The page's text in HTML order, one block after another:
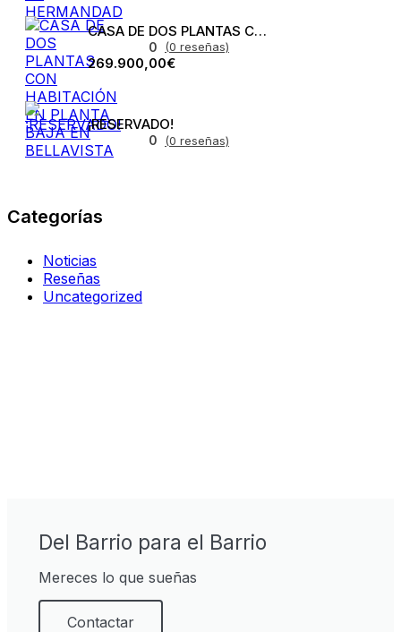
CASA DE DOS PLANTAS CON HABITACIÓN EN PLANTA BAJA EN BELLAVISTA
0 (0 reseñas)
269.900,00€
¡RESERVADO!
0 (0 reseñas)
Categorías
Noticias
Reseñas
Uncategorized
Del Barrio para el Barrio
Mereces lo que sueñas
Contactar